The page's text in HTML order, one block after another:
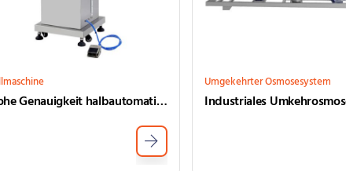
Hohe Genauigkeit halbautomatische Flaschenfüllmaschine für Kosmetikcreme
Umgekehrter Osmosesystem